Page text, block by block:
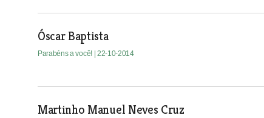
Óscar Baptista
Parabéns a você! | 22-10-2014
Martinho Manuel Neves Cruz